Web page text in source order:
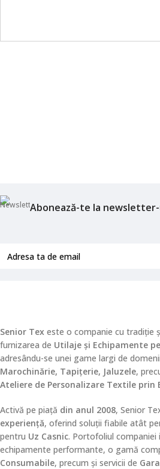
Abonează-te la
Senior Tex este o companie cu tradiție
furnizarea de Utilaje și Echipamente
adresându-se unei game largi de
Marochinărie, Tapițerie, Jaluzele,
Ateliere de Personalizare Textile prin
Activă pe piață din anul 2008, Senior
experiență, oferind soluții fiabile atât
pentru Uz Casnic. Portofoliul companiei
echipamente performante, o gamă
Consumabile, precum și servicii de